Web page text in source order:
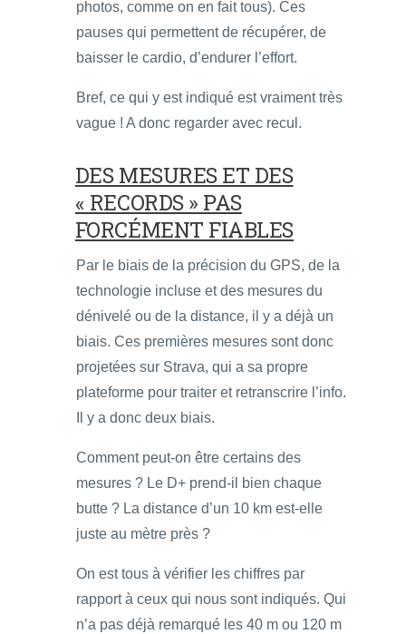
photos, comme on en fait tous). Ces
pauses qui permettent de récupérer, de
baisser le cardio, d’endurer l’effort.
Bref, ce qui y est indiqué est vraiment très
vague ! A donc regarder avec recul.
DES MESURES ET DES
« RECORDS » PAS
FORCÉMENT FIABLES
Par le biais de la précision du GPS, de la
technologie incluse et des mesures du
dénivelé ou de la distance, il y a déjà un
biais. Ces premières mesures sont donc
projetées sur Strava, qui a sa propre
plateforme pour traiter et retranscrire l’info.
Il y a donc deux biais.
Comment peut-on être certains des
mesures ? Le D+ prend-il bien chaque
butte ? La distance d’un 10 km est-elle
juste au mètre près ?
On est tous à vérifier les chiffres par
rapport à ceux qui nous sont indiqués. Qui
n’a pas déjà remarqué les 40 m ou 120 m